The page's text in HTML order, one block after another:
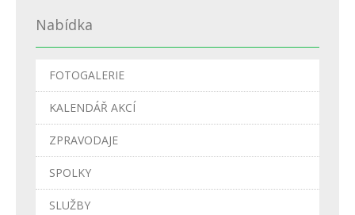
Nabídka
FOTOGALERIE
KALENDÁŘ AKCÍ
ZPRAVODAJE
SPOLKY
SLUŽBY